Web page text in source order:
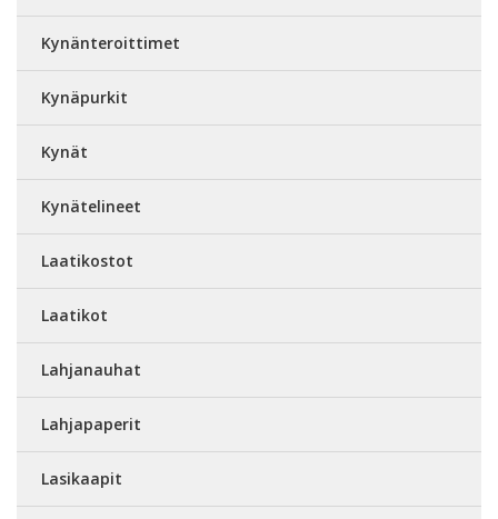
Kynänteroittimet
Kynäpurkit
Kynät
Kynätelineet
Laatikostot
Laatikot
Lahjanauhat
Lahjapaperit
Lasikaapit